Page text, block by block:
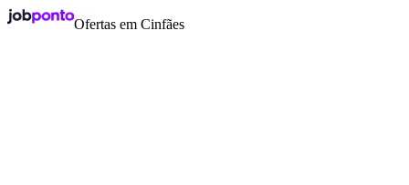
Ofertas em Cinfães